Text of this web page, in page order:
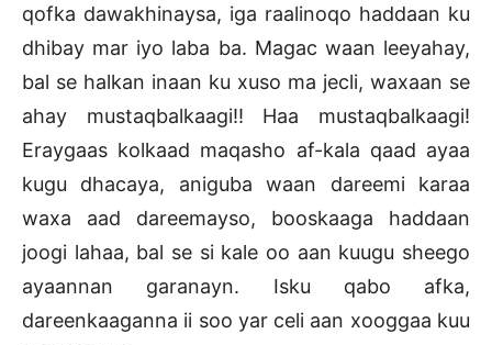
qofka dawakhinaysa, iga raalinoqo haddaan ku
dhibay mar iyo laba ba. Magac waan leeyahay,
bal se halkan inaan ku xuso ma jecli, waxaan se
ahay mustaqbalkaagi!! Haa mustaqbalkaagi!
Eraygaas kolkaad maqasho af-kala qaad ayaa
kugu dhacaya, aniguba waan dareemi karaa
waxa aad dareemayso, booskaaga haddaan
joogi lahaa, bal se si kale oo aan kuugu sheego
ayaannan garanayn. Isku qabo afka,
dareenkaaganna ii soo yar celi aan xooggaa kuu